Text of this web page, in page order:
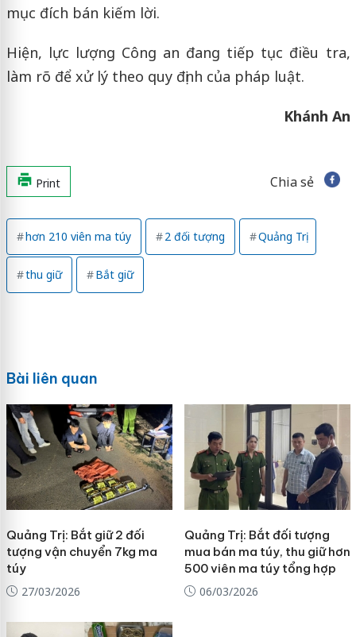
mục đích bán kiếm lời.
Hiện, lực lượng Công an đang tiếp tục điều tra,
làm rõ để xử lý theo quy định của pháp luật.
Khánh An
Print Chia sẻ
hơn 210 viên ma túy 2 đối tượng Quảng Trị
thu giữ Bắt giữ
Bài liên quan
Quảng Trị: Bắt giữ 2 đối
tượng vận chuyển 7kg ma
túy
27/03/2026
Quảng Trị: Bắt đối tượng
mua bán ma túy, thu giữ hơn
500 viên ma túy tổng hợp
06/03/2026